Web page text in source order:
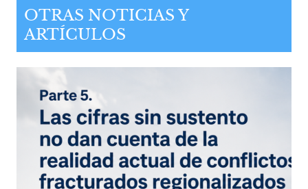
OTRAS NOTICIAS Y
ARTÍCULOS